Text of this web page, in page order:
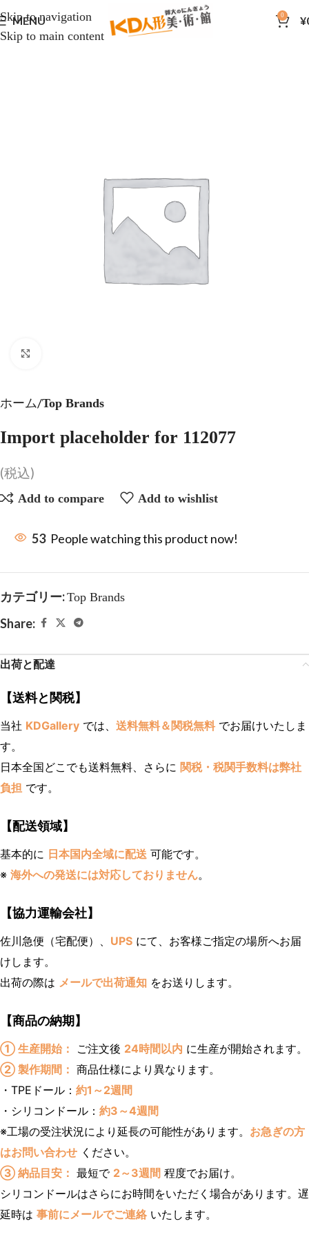
Skip to navigation
Skip to main content
MENU 0 ¥
ホーム Top Brands
Import placeholder for 112077
(税込)
Add to compare Add to wishlist
53 People watching this product now!
カテゴリー:Top Brands
Share:
出荷と配達
【送料と関税】
当社 KDGallery では、 送料無料＆関税無料でお届けいたしま
す。
日本全国どこでも送料無料、さらに 関税・税関手数料は弊社
負担 です。
【配送領域】
基本的に 日本国内全域に配送 可能です。
※ 海外への発送には対応しておりません。
【協力運輸会社】
佐川急便（宅配便）、 UPS にて、お客様ご指定の場所へお届
けします。
出荷の際は メールで出荷通知 をお送りします。
【商品の納期】
① 生産開始： ご注文後 24時間以内 に生産が開始されます。
② 製作期間： 商品仕様により異なります。
・TPEドール： 約1～2週間
・シリコンドール： 約3～4週間
※工場の受注状況により延長の可能性があります。 お急ぎの方
はお問い合わせ ください。
③ 納品目安： 最短で 2～3週間 程度でお届け。
シリコンドールはさらにお時間をいただく場合があります。遅
延時は 事前にメールでご連絡 いたします。